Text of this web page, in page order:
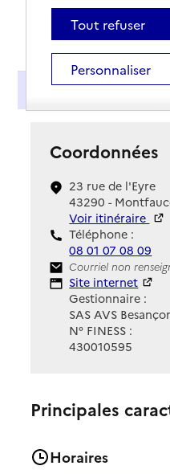
Présentation
Coordonnées
23 rue de l'Eyre
43290 -
Voir itinéraire
Téléphone :
08 01 07 08 09
Contact
Courriel non
Site Internet
Site internet
Gestionnaire :
SAS AVS
N° FINESS :
430010595
Principales
Horaires
Tout refuser
Personnaliser